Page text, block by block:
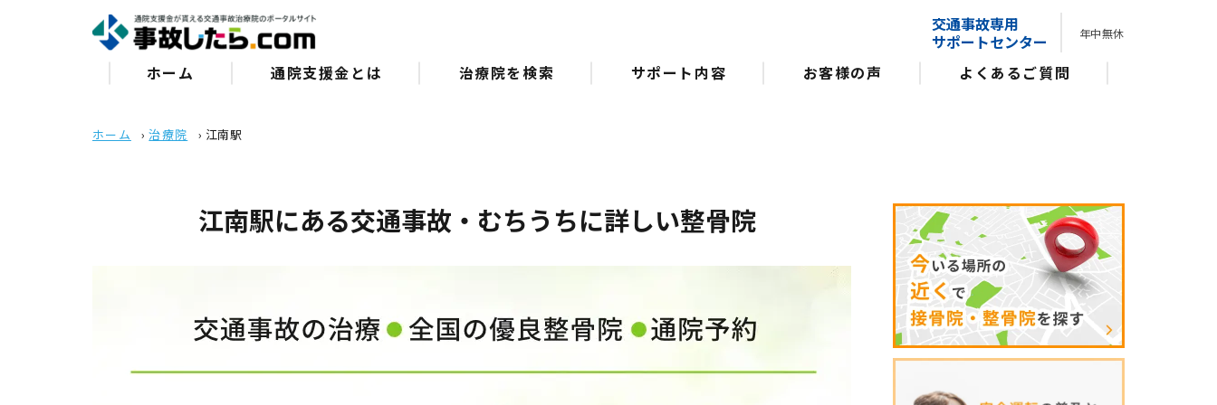
交通事故専用
サポートセンター
年中無休
ホーム 通院⽀援⾦とは 治療院を検索 サポート内容 お客様の声 よくあるご質問
ホーム ›治療院 › 江南駅
江南駅にある交通事故・むちうちに詳しい整骨院